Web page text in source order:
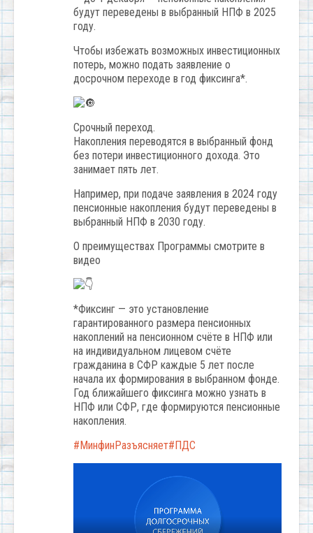
будут переведены в выбранный НПФ в 2025
году.
Чтобы избежать возможных инвестиционных
потерь, можно подать заявление о
досрочном переходе в год фиксинга*.
Срочный переход.
Накопления переводятся в выбранный фонд
без потери инвестиционного дохода. Это
занимает пять лет.
Например, при подаче заявления в 2024 году
пенсионные накопления будут переведены в
выбранный НПФ в 2030 году.
О преимуществах Программы смотрите в
видео
*Фиксинг — это установление
гарантированного размера пенсионных
накоплений на пенсионном счёте в НПФ или
на индивидуальном лицевом счёте
гражданина в СФР каждые 5 лет после
начала их формирования в выбранном фонде.
Год ближайшего фиксинга можно узнать в
НПФ или СФР, где формируются пенсионные
накопления.
#МинфинРазъясняет#ПДС